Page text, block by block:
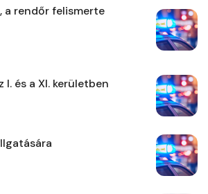
a rendőr felismerte
I. és a XI. kerületben